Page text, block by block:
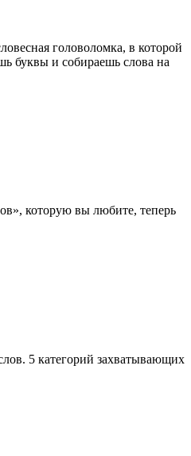
головоломка, в которой
буквы и собираешь слова на
которую вы любите, теперь
5 категорий захватывающих